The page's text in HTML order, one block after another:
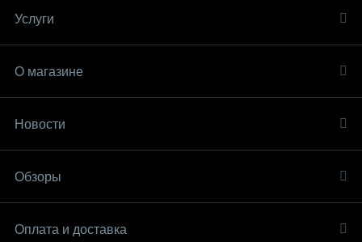
Услуги
О магазине
Новости
Обзоры
Оплата и доставка